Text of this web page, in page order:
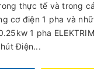
thực tế và trong
cơ điện 1 pha và
1 pha
Điện...